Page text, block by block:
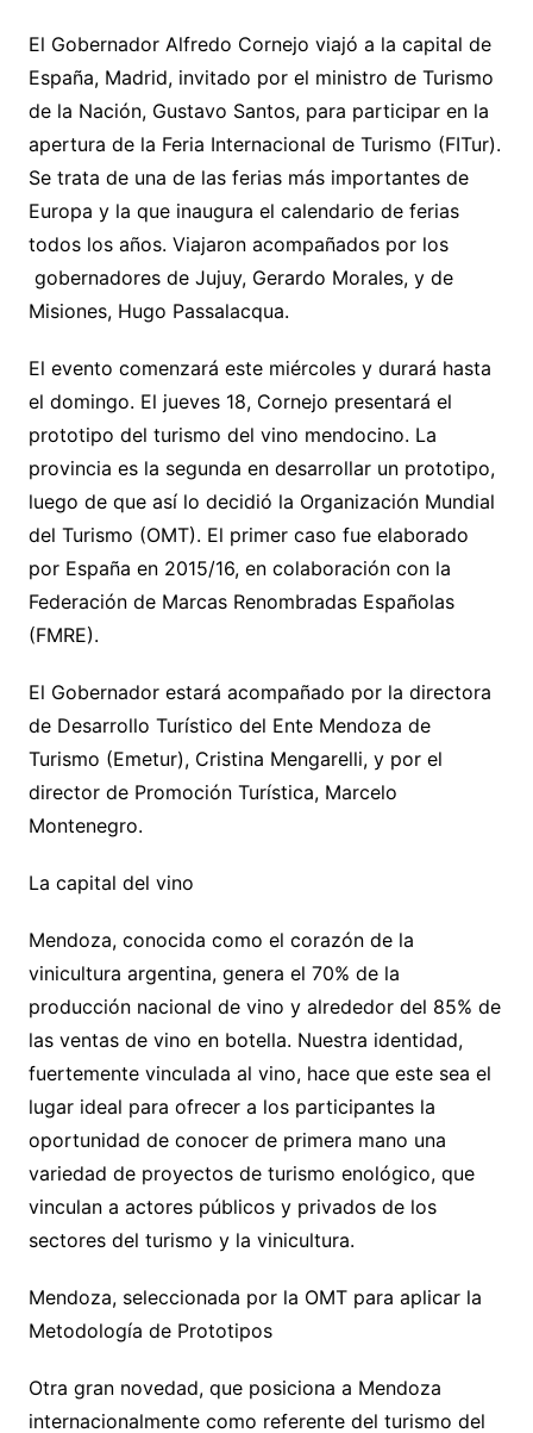
El Gobernador Alfredo Cornejo viajó a la capital de
España, Madrid, invitado por el ministro de Turismo
de la Nación, Gustavo Santos, para participar en la
apertura de la Feria Internacional de Turismo (FITur).
Se trata de una de las ferias más importantes de
Europa y la que inaugura el calendario de ferias
todos los años. Viajaron acompañados por los
gobernadores de Jujuy, Gerardo Morales, y de
Misiones, Hugo Passalacqua.
El evento comenzará este miércoles y durará hasta
el domingo. El jueves 18, Cornejo presentará el
prototipo del turismo del vino mendocino. La
provincia es la segunda en desarrollar un prototipo,
luego de que así lo decidió la Organización Mundial
del Turismo (OMT). El primer caso fue elaborado
por España en 2015/16, en colaboración con la
Federación de Marcas Renombradas Españolas
(FMRE).
El Gobernador estará acompañado por la directora
de Desarrollo Turístico del Ente Mendoza de
Turismo (Emetur), Cristina Mengarelli, y por el
director de Promoción Turística, Marcelo
Montenegro.
La capital del vino
Mendoza, conocida como el corazón de la
vinicultura argentina, genera el 70% de la
producción nacional de vino y alrededor del 85% de
las ventas de vino en botella. Nuestra identidad,
fuertemente vinculada al vino, hace que este sea el
lugar ideal para ofrecer a los participantes la
oportunidad de conocer de primera mano una
variedad de proyectos de turismo enológico, que
vinculan a actores públicos y privados de los
sectores del turismo y la vinicultura.
Mendoza, seleccionada por la OMT para aplicar la
Metodología de Prototipos
Otra gran novedad, que posiciona a Mendoza
internacionalmente como referente del turismo del